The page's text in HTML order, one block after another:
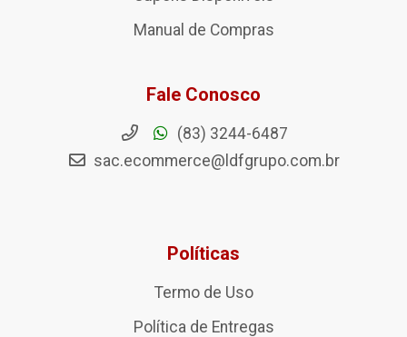
Manual de Compras
Fale Conosco
(83) 3244-6487
sac.ecommerce@ldfgrupo.com.br
Políticas
Termo de Uso
Política de Entregas